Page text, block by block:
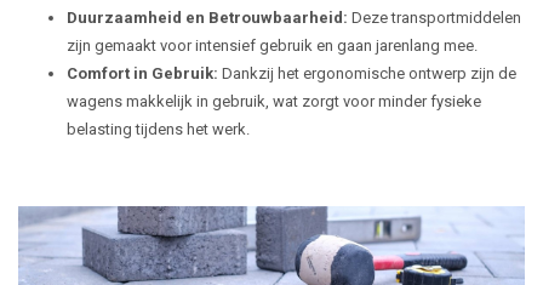
Duurzaamheid en Betrouwbaarheid: Deze transportmiddelen
zijn gemaakt voor intensief gebruik en gaan jarenlang mee.
Comfort in Gebruik: Dankzij het ergonomische ontwerp zijn de
wagens makkelijk in gebruik, wat zorgt voor minder fysieke
belasting tijdens het werk.